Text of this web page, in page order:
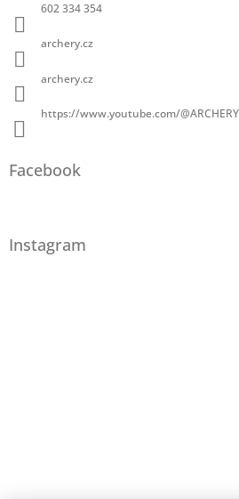
602 334 354
archery.cz
archery.cz
https://www.youtube.com/
Facebook
Instagram